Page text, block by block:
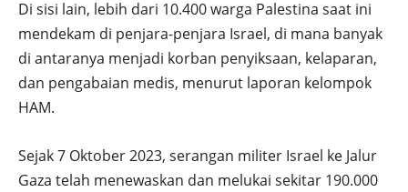
Di sisi lain, lebih dari 10.400 warga Palestina saat ini
mendekam di penjara-penjara Israel, di mana banyak
di antaranya menjadi korban penyiksaan, kelaparan,
dan pengabaian medis, menurut laporan kelompok
HAM.
Sejak 7 Oktober 2023, serangan militer Israel ke Jalur
Gaza telah menewaskan dan melukai sekitar 190.000